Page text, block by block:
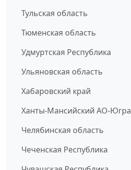
Тульская область
Тюменская область
Удмуртская Республика
Ульяновская область
Хабаровский край
Ханты-Мансийский АО-Югра
Челябинская область
Чеченская Республика